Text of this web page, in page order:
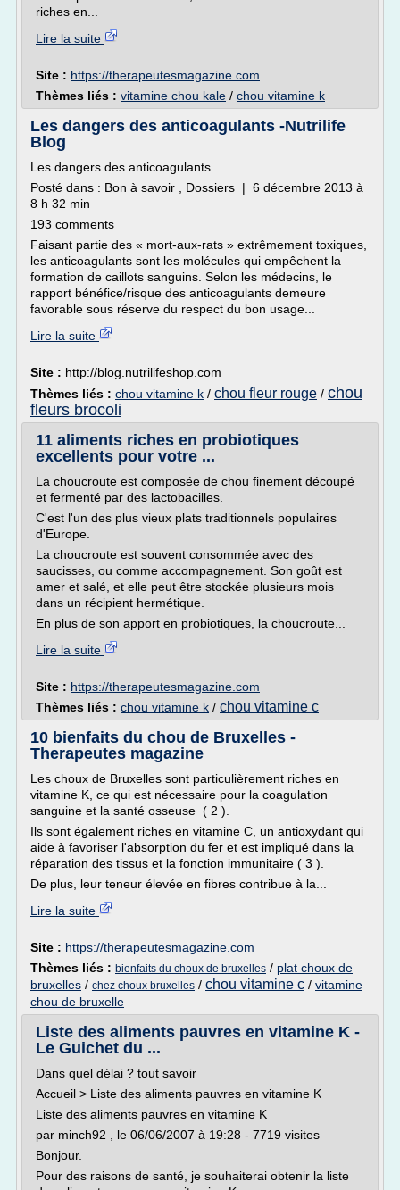
riches en...
Lire la suite
Site : https://therapeutesmagazine.com
Thèmes liés : vitamine chou kale / chou vitamine k
Les dangers des anticoagulants -Nutrilife
Blog
Les dangers des anticoagulants
Posté dans : Bon à savoir , Dossiers | 6 décembre 2013 à
8 h 32 min
193 comments
Faisant partie des « mort-aux-rats » extrêmement toxiques,
les anticoagulants sont les molécules qui empêchent la
formation de caillots sanguins. Selon les médecins, le
rapport bénéfice/risque des anticoagulants demeure
favorable sous réserve du respect du bon usage...
Lire la suite
Site : http://blog.nutrilifeshop.com
Thèmes liés : chou vitamine k / chou fleur rouge / chou
fleurs brocoli
11 aliments riches en probiotiques
excellents pour votre ...
La choucroute est composée de chou finement découpé
et fermenté par des lactobacilles.
C'est l'un des plus vieux plats traditionnels populaires
d'Europe.
La choucroute est souvent consommée avec des
saucisses, ou comme accompagnement. Son goût est
amer et salé, et elle peut être stockée plusieurs mois
dans un récipient hermétique.
En plus de son apport en probiotiques, la choucroute...
Lire la suite
Site : https://therapeutesmagazine.com
Thèmes liés : chou vitamine k / chou vitamine c
10 bienfaits du chou de Bruxelles -
Therapeutes magazine
Les choux de Bruxelles sont particulièrement riches en
vitamine K, ce qui est nécessaire pour la coagulation
sanguine et la santé osseuse ( 2 ).
Ils sont également riches en vitamine C, un antioxydant qui
aide à favoriser l'absorption du fer et est impliqué dans la
réparation des tissus et la fonction immunitaire ( 3 ).
De plus, leur teneur élevée en fibres contribue à la...
Lire la suite
Site : https://therapeutesmagazine.com
Thèmes liés : bienfaits du choux de bruxelles / plat choux de
bruxelles / chez choux bruxelles / chou vitamine c / vitamine
chou de bruxelle
Liste des aliments pauvres en vitamine K -
Le Guichet du ...
Dans quel délai ? tout savoir
Accueil > Liste des aliments pauvres en vitamine K
Liste des aliments pauvres en vitamine K
par minch92 , le 06/06/2007 à 19:28 - 7719 visites
Bonjour.
Pour des raisons de santé, je souhaiterai obtenir la liste